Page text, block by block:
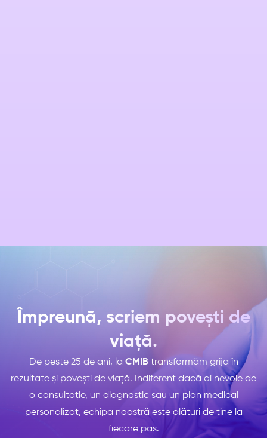
Împreună, scriem povești de
viață.
De peste 25 de ani, la CMIBtransformăm grija în
rezultate și povești de viață. Indiferent dacă ai nevoie de
o consultație, un diagnostic sau un plan medical
personalizat, echipa noastră este alături de tine la
fiecare pas.